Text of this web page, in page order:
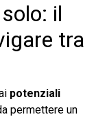
il
tra
potenziali
permettere un